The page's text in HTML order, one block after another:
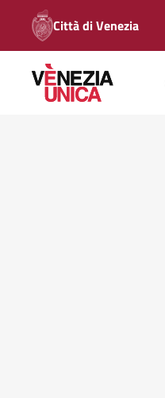
Città di Venezia